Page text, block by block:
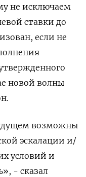
не исключаем
ставки до
если не
новой волны
возможны
эскалации и/
условий и
- сказал